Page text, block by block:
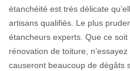
étanchéité est très délicate
artisans qualifiés. Le plus
étancheurs experts. Que ce
rénovation de toiture,
causeront beaucoup de dégâts